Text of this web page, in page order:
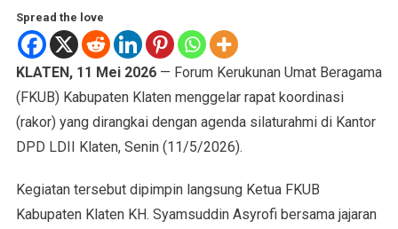
Spread the love
KLATEN, 11 Mei 2026— Forum Kerukunan Umat Beragama
(FKUB) Kabupaten Klaten menggelar rapat koordinasi
(rakor) yang dirangkai dengan agenda silaturahmi di Kantor
DPD LDII Klaten, Senin (11/5/2026).
Kegiatan tersebut dipimpin langsung Ketua FKUB
Kabupaten Klaten KH. Syamsuddin Asyrofi bersama jajaran